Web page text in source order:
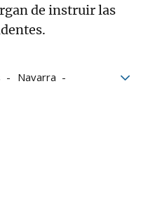
de instruir las
Navarra